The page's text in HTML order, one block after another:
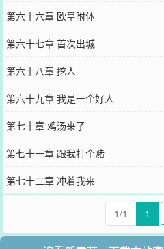
第六十六章 欧皇附体
第六十七章 首次出城
第六十八章 挖人
第六十九章 我是一个好人
第七十章 鸡汤来了
第七十一章 跟我打个赌
第七十二章 冲着我来
1/1 1